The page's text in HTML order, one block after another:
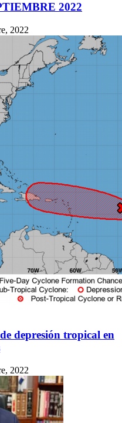
2022
2022
depresión tropical en
2022